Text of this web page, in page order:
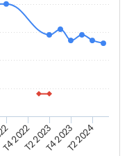
T4 2022T2 2023T4 2023T2 2024